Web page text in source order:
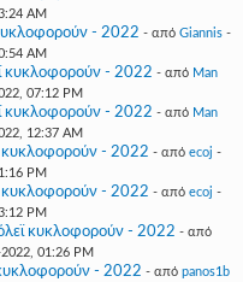
AM
- 2022 - από Giannis -
AM
κυκλοφορούν - 2022 - από Man
07:12 PM
κυκλοφορούν - 2022 - από Man
12:37 AM
κυκλοφορούν - 2022 - από ecoj -
PM
κυκλοφορούν - 2022 - από ecoj -
PM
κυκλοφορούν - 2022 - από
01:26 PM
κυκλοφορούν - 2022 - από panos1b